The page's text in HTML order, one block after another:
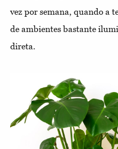
vez por semana, quando a
de ambientes bastante
direta.